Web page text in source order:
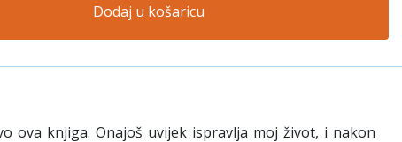
Dodaj u košaricu
ova knjiga. Onajoš uvijek ispravlja moj život, i nakon